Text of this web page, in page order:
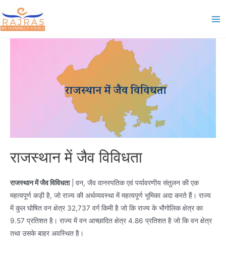
to
content
राजस्थान में जैव विविधता
राजस्थान में जैव विविधता| वन, जैव वानस्पतिक एवं पर्यावरणीय संतुलन की एक
महत्वपूर्ण कड़ी है, जो राज्य की अर्थव्यवस्था में महत्वपूर्ण भूमिका अदा करते हैं। राज्य
में कुल घोषित वन क्षेत्र 32,737 वर्ग किमी है जो कि राज्य के भौगोलिक क्षेत्र का
9.57 प्रतिशत है। राज्य में वन आच्छादित क्षेत्र 4.86 प्रतिशत है जो कि वन क्षेत्र
तथा उसके बाहर अवस्थित है।